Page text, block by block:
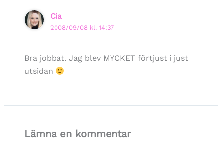
Cia
2008/09/08 kl. 14:37
Bra jobbat. Jag blev MYCKET förtjust i just
utsidan
Lämna en kommentar